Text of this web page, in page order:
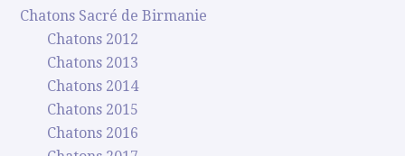
Chatons Sacré de Birmanie
Chatons 2012
Chatons 2013
Chatons 2014
Chatons 2015
Chatons 2016